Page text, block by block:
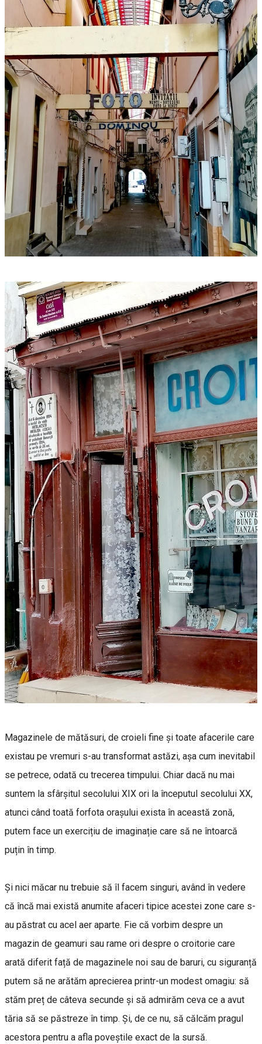
Magazinele de mătăsuri, de croieli fine și toate afacerile care
existau pe vremuri s-au transformat astăzi, așa cum inevitabil
se petrece, odată cu trecerea timpului. Chiar dacă nu mai
suntem la sfârșitul secolului XIX ori la începutul secolului XX,
atunci când toată forfota orașului exista în această zonă,
putem face un exercițiu de imaginație care să ne întoarcă
puțin în timp.
Și nici măcar nu trebuie să îl facem singuri, având în vedere
că încă mai există anumite afaceri tipice acestei zone care s-
au păstrat cu acel aer aparte. Fie că vorbim despre un
magazin de geamuri sau rame ori despre o croitorie care
arată diferit față de magazinele noi sau de baruri, cu siguranță
putem să ne arătăm aprecierea printr-un modest omagiu: să
stăm preț de câteva secunde și să admirăm ceva ce a avut
tăria să se păstreze în timp. Și, de ce nu, să călcăm pragul
acestora pentru a afla poveștile exact de la sursă.